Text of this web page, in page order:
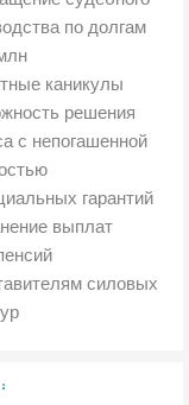
по долгам
каникулы
решения
с непогашенной
гарантий
выплат
силовых